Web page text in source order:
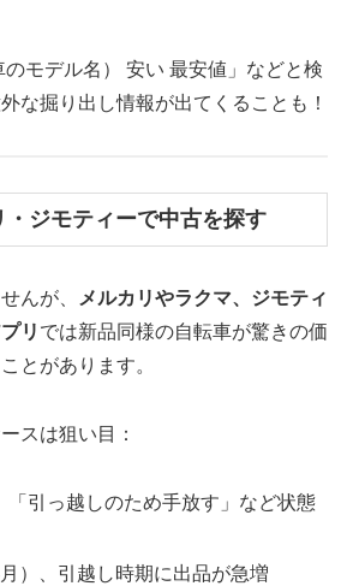
モデル名） 安い 最安値」などと検
な掘り出し情報が出てくることも！
ジモティーで中古を探す
んが、
メルカリやラクマ、ジモティ
リ では新品同様の自転車が驚きの価
とがあります。
スは狙い目：
「引っ越しのため手放す」など状態
）、引越し時期に出品が急増